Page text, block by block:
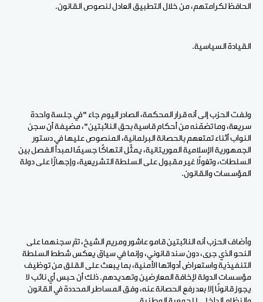
الحافظ لكرامتهم، من خلال التطبيق العادل لنصوص القانون.
القيادة السياسية.
ولفت الحزب إلى أنه قرار المحكمة، الصادر اليوم جاء "في جلسة واحدة
سريعة، وما تضمّنه من أحكام قاسية بحق النائبتين"، مضيفة أن سجن
النواب أثناء تمتعهم بالحصانة البرلمانية، المنصوص عليها في دستور
الجمهورية الإسلامية الموريتانية، يمثّل انتهاكًا جسيمًا لمبدأ الفصل بين
السلطات، وتغولًا غير مقبول على السلطة التشريعية، وإجهازًا على دولة
المؤسسات والقانون.
وأضاف الحزب أنه النائبتين قامو عاشور ومريم الشيخ، تمّ سجنهما على
النحو الذي جرى، دون سند قانوني، وإنما في سياق يعكس شطط السلطة
التنفيذية واستعراض أدواتها الأمنية، بما يبعث على القلق من توظيف
مؤسسات الدولة لإخافة المعارضين وتهديدهم. ذلك أن حبس أي نائب لا
يجوز قانونًا إلا بعد رفع الحصانة عنه، وفق المساطر المحددة في القانون